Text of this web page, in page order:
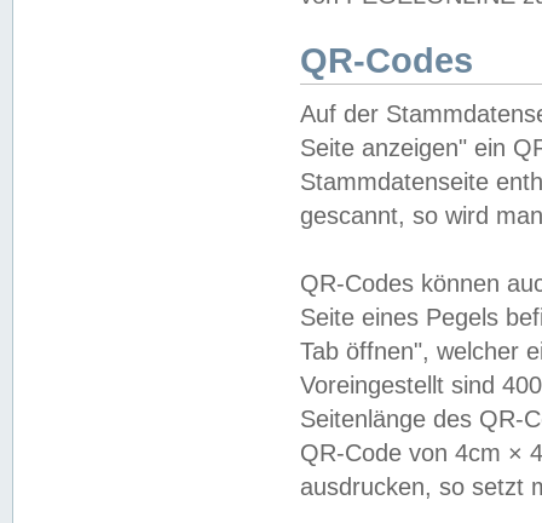
QR-Codes
Auf der
Seite anzeigen" ein
Stammdatenseite
gescannt, so wird
QR-Codes können
Seite eines Pegels
Tab öffnen", welcher
Voreingestellt sind
Seitenlänge des QR-
QR-Code von 4cm ×
ausdrucken, so setzt